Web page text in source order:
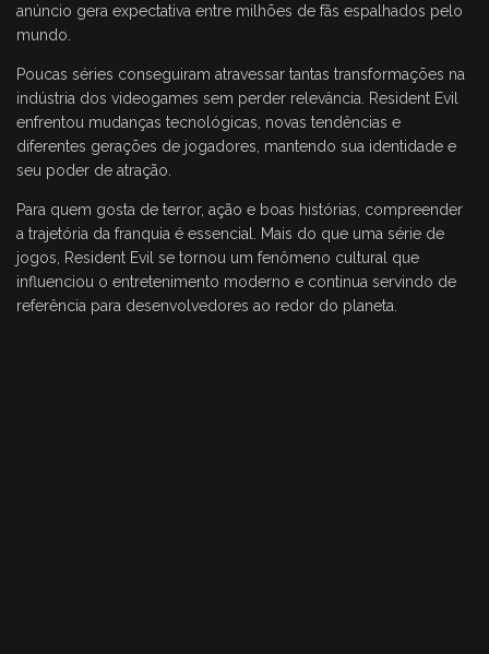
anúncio gera expectativa entre milhões de fãs espalhados pelo
mundo.
Poucas séries conseguiram atravessar tantas transformações na
indústria dos videogames sem perder relevância. Resident Evil
enfrentou mudanças tecnológicas, novas tendências e
diferentes gerações de jogadores, mantendo sua identidade e
seu poder de atração.
Para quem gosta de terror, ação e boas histórias, compreender
a trajetória da franquia é essencial. Mais do que uma série de
jogos, Resident Evil se tornou um fenômeno cultural que
influenciou o entretenimento moderno e continua servindo de
referência para desenvolvedores ao redor do planeta.